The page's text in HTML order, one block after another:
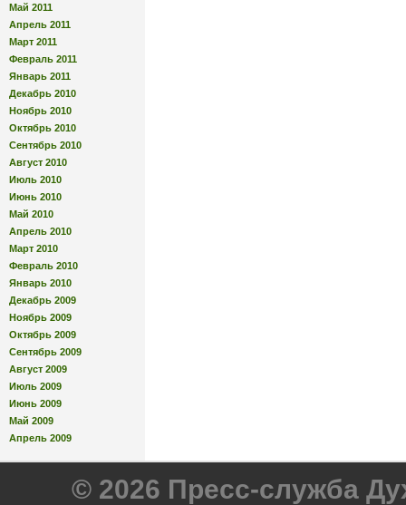
Май 2011
Апрель 2011
Март 2011
Февраль 2011
Январь 2011
Декабрь 2010
Ноябрь 2010
Октябрь 2010
Сентябрь 2010
Август 2010
Июль 2010
Июнь 2010
Май 2010
Апрель 2010
Март 2010
Февраль 2010
Январь 2010
Декабрь 2009
Ноябрь 2009
Октябрь 2009
Сентябрь 2009
Август 2009
Июль 2009
Июнь 2009
Май 2009
Апрель 2009
© 2026 Пресс-служба